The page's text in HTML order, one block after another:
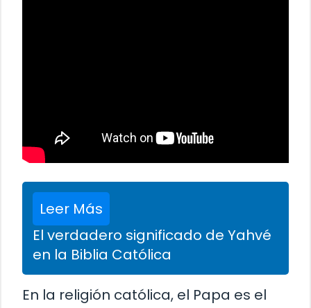
Leer Más
El verdadero significado de Yahvé
en la Biblia Católica
En la religión católica, el Papa es el